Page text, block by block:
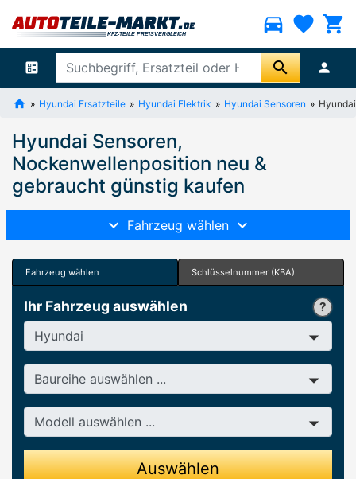
directions_car favorite shopping_cart
ballot search person
Hyundai Ersatzteile Hyundai Elektrik Hyundai Sensoren
Hyundai Sensoren,
Nockenwellenposition neu &
gebraucht günstig kaufen
Fahrzeug wählen
Fahrzeug wählen Schlüsselnummer (KBA)
Ihr Fahrzeug auswählen
Hersteller
Baureihe
Modell
Auswählen